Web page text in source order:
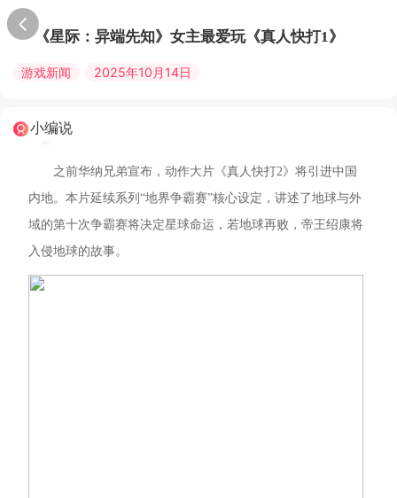
《星际：异端先知》女主最爱玩《真人快打1》
游戏新闻 2025年10月14日
小编说
之前华纳兄弟宣布，动作大片《真人快打2》将引进中国
内地。本片延续系列“地界争霸赛”核心设定，讲述了地球与外
域的第十次争霸赛将决定星球命运，若地球再败，帝王绍康将
入侵地球的故事。